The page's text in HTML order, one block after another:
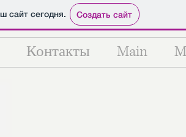
сайт сегодня. Создать сайт
Контакты Main